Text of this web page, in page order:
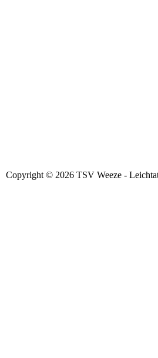
Copyright © 2026 TSV Weeze -